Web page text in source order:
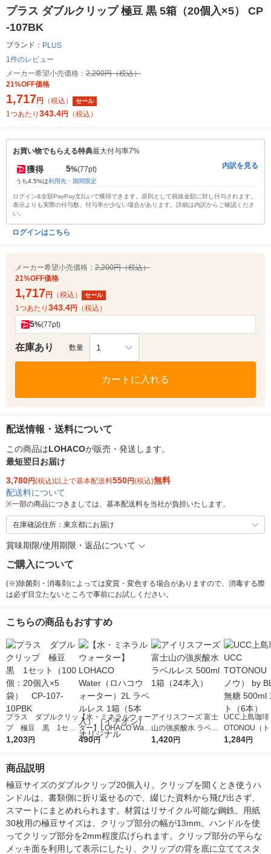
プラス ダブルクリップ 極豆 黒 5箱（20個入×5） CP
-107BK
ブランド： PLUS
1件のレビュー
メーカー希望小売価格： 2,200円（税込）
21%OFF価格
1,717円 （税込） セール
1つあたり 343.4円 （税込）
お買い物でもらえる特典最大付与率7%
獲得 5%(77pt)
うち4.5%は利用先・期間限定
内訳を見る
ログイン&全額PayPay支払いで獲得できます。原則として税抜金額に対し付与されます。
表示よりも実際の付与数、付与率が少ない場合があります。詳細は内訳からご確認くださ
い。
ログインはこちら
メーカー希望小売価格： 2,200円（税込）
21%OFF価格
1,717円 （税込） セール
1つあたり 343.4円 （税込）
5%(77pt)
在庫あり 数量 1
カートに入れる
配送情報・送料について
この商品はLOHACOが販売・発送します。
最短翌日お届け
3,780円(税込)以上で基本配送料550円(税込)無料
配送料について
※一部の商品につきましては、基本配送料を当社が負担いたします。
在庫確認住所：東京都にお届け
賞味期限/使用期限・返品について
ご購入について
(※)除菌剤・消毒剤によっては変質・変色する場合がありますので、消毒する際
は必ず目立たないところで事前にお試しください。
こちらの商品もおすすめ
プラス ダブルクリッ
プ 極豆 黒 1セッ
ト（100個：20個入×
1,203円
【水・ミネラルウォー
ター】LOHACO Wate
r（ロハコウォータ
490円
アイリスフーズ 富士
山の強炭酸水 ラベル
レス 500ml 1箱（24
1,420円
UCC上島珈琲
OTONOU（
ウ） by
1,284円
商品説明
極豆サイズのダブルクリップ20個入り。クリップを開くとき使うハ
ンドルは、書類側に折り返せるので、綴じた資料から飛び出さず、
スマートにまとめれられます。材質はリサイクル可能な鋼鉄。用紙
30枚用の極豆サイズは、クリップ部分の幅が13mm。ハンドルを使
ってクリップ部分を2mm程度広げられます。クリップ部分の平らな
メッキ面を利用して表示にしたり、クリップの背を底に立ててスタ